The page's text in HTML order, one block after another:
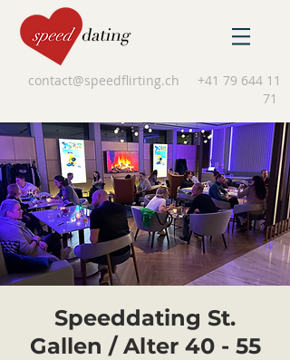
contact@speedflirting.ch
+41 79 644 11
71
Speeddating St.
Gallen / Alter 40 - 55